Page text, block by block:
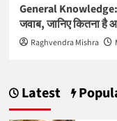
General
जवाब, जानिए कितना है
Raghvendra Mishra
Latest